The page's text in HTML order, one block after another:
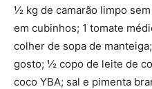
½ kg de camarão limpo
em cubinhos; 1 tomate
colher de sopa de
gosto; ½ copo de leite de
coco YBA; sal e pimenta